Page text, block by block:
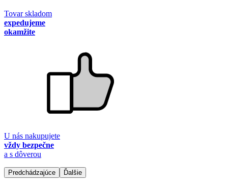
Tovar skladom
expedujeme
okamžite
U nás nakupujete
vždy bezpečne
a s dôverou
Predchádzajúce Ďalšie